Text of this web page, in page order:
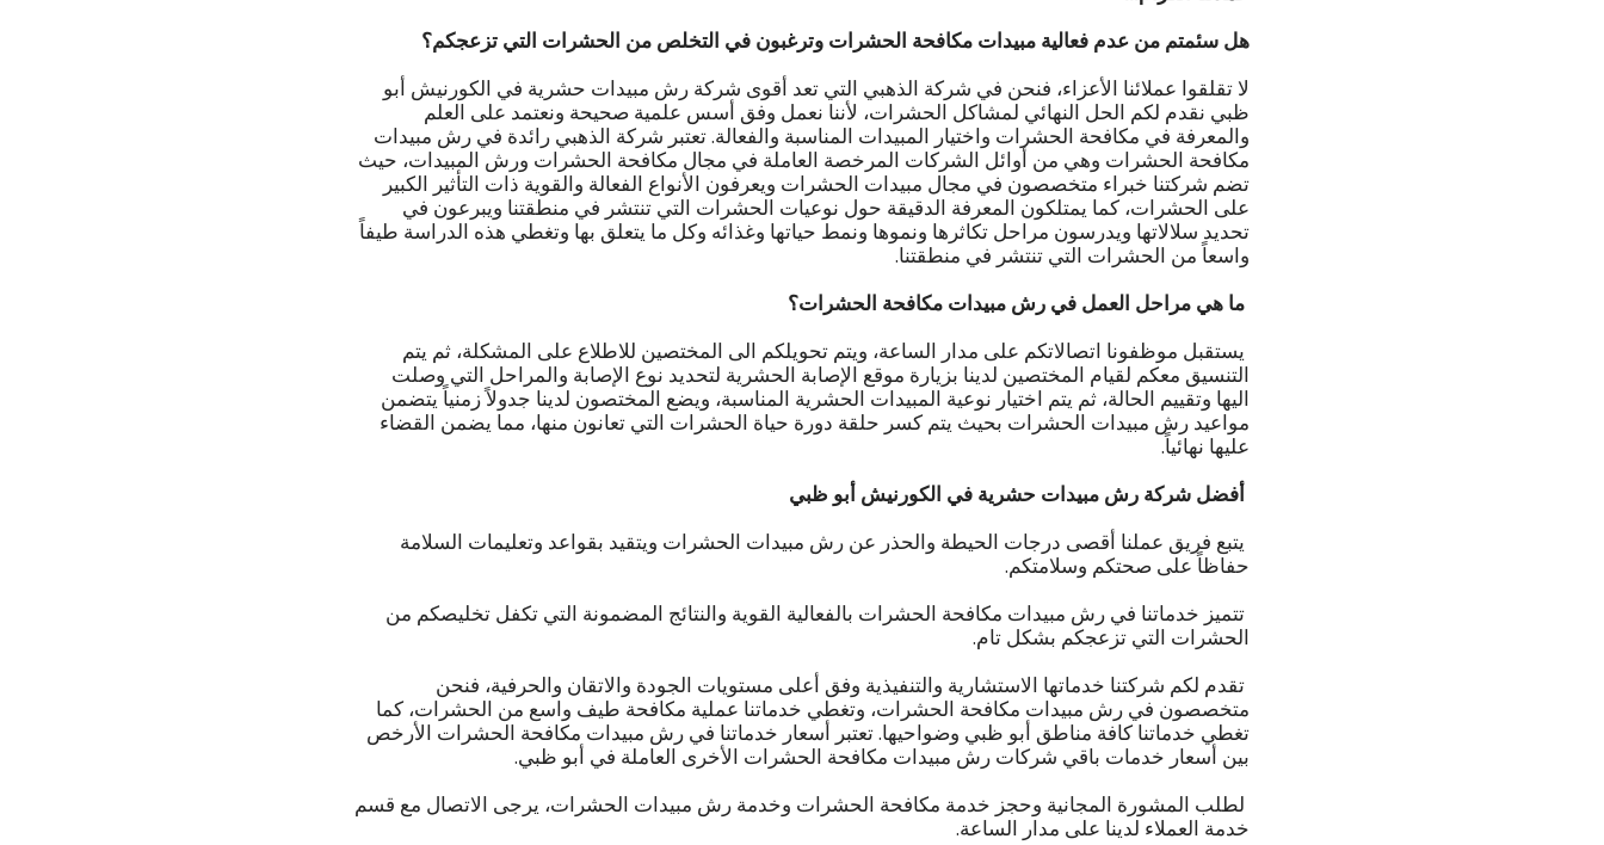
هل سئمتم من عدم فعالية مبيدات مكافحة الحشرات وترغبون في التخلص من الحشرات التي تزعجكم؟
لا تقلقوا عملائنا الأعزاء، فنحن في شركة الذهبي التي تعد أقوى شركة رش مبيدات حشرية في الكورنيش أبو
ظبي نقدم لكم الحل النهائي لمشاكل الحشرات، لأننا نعمل وفق أسس علمية صحيحة ونعتمد على العلم
والمعرفة في مكافحة الحشرات واختيار المبيدات المناسبة والفعالة. تعتبر شركة الذهبي رائدة في رش مبيدات
مكافحة الحشرات وهي من أوائل الشركات المرخصة العاملة في مجال مكافحة الحشرات ورش المبيدات، حيث
تضم شركتنا خبراء متخصصون في مجال مبيدات الحشرات ويعرفون الأنواع الفعالة والقوية ذات التأثير الكبير
على الحشرات، كما يمتلكون المعرفة الدقيقة حول نوعيات الحشرات التي تنتشر في منطقتنا ويبرعون في
تحديد سلالاتها ويدرسون مراحل تكاثرها ونموها ونمط حياتها وغذائه وكل ما يتعلق بها وتغطي هذه الدراسة طيفاً
واسعاً من الحشرات التي تنتشر في منطقتنا.
ما هي مراحل العمل في رش مبيدات مكافحة الحشرات؟
يستقبل موظفونا اتصالاتكم على مدار الساعة، ويتم تحويلكم الى المختصين للاطلاع على المشكلة، ثم يتم
التنسيق معكم لقيام المختصين لدينا بزيارة موقع الإصابة الحشرية لتحديد نوع الإصابة والمراحل التي وصلت
اليها وتقييم الحالة، ثم يتم اختيار نوعية المبيدات الحشرية المناسبة، ويضع المختصون لدينا جدولاً زمنياً يتضمن
مواعيد رش مبيدات الحشرات بحيث يتم كسر حلقة دورة حياة الحشرات التي تعانون منها، مما يضمن القضاء
عليها نهائياً.
أفضل شركة رش مبيدات حشرية في الكورنيش أبو ظبي
يتبع فريق عملنا أقصى درجات الحيطة والحذر عن رش مبيدات الحشرات ويتقيد بقواعد وتعليمات السلامة
حفاظاً على صحتكم وسلامتكم.
تتميز خدماتنا في رش مبيدات مكافحة الحشرات بالفعالية القوية والنتائج المضمونة التي تكفل تخليصكم من
الحشرات التي تزعجكم بشكل تام.
تقدم لكم شركتنا خدماتها الاستشارية والتنفيذية وفق أعلى مستويات الجودة والاتقان والحرفية، فنحن
متخصصون في رش مبيدات مكافحة الحشرات، وتغطي خدماتنا عملية مكافحة طيف واسع من الحشرات، كما
تغطي خدماتنا كافة مناطق أبو ظبي وضواحيها. تعتبر أسعار خدماتنا في رش مبيدات مكافحة الحشرات الأرخص
بين أسعار خدمات باقي شركات رش مبيدات مكافحة الحشرات الأخرى العاملة في أبو ظبي.
لطلب المشورة المجانية وحجز خدمة مكافحة الحشرات وخدمة رش مبيدات الحشرات، يرجى الاتصال مع قسم
خدمة العملاء لدينا على مدار الساعة.